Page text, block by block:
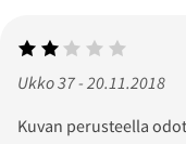
Ukko 37 - 20.11.2018
Kuvan perusteella